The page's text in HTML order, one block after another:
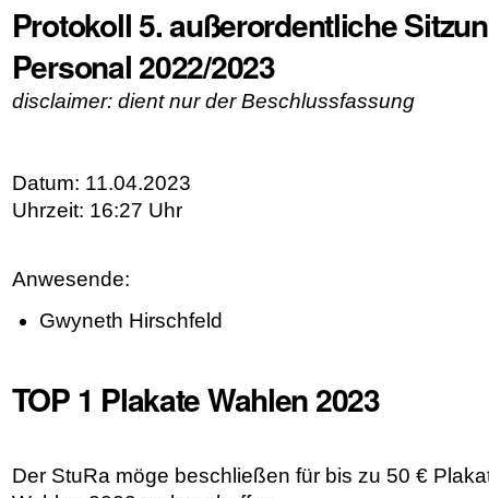
Protokoll 5. außerordentliche
Personal 2022/2023
disclaimer: dient nur der Beschlussfassung
Datum: 11.04.2023
Uhrzeit: 16:27 Uhr
Anwesende:
Gwyneth Hirschfeld
TOP 1 Plakate Wahlen 2023
Der StuRa möge beschließen für bis zu 50 €